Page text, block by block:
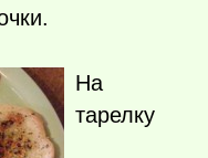
На
тарелку